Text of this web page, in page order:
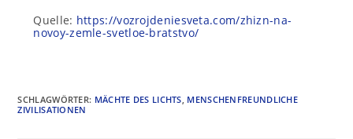
Quelle: https://vozrojdeniesveta.com/zhizn-na-
novoy-zemle-svetloe-bratstvo/
SCHLAGWÖRTER: MÄCHTE DES LICHTS, MENSCHENFREUNDLICHE
ZIVILISATIONEN